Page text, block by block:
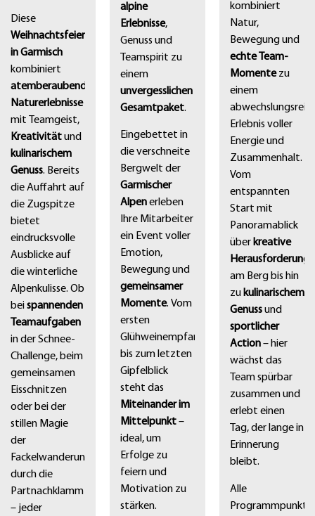
Diese
Weihnachtsfeier
in Garmisch
kombiniert
atemberaubende
Naturerlebnisse
mit Teamgeist,
Kreativitätund
kulinarischem
Genuss. Bereits
die Auffahrt auf
die Zugspitze
bietet
eindrucksvolle
Ausblicke auf
die winterliche
Alpenkulisse. Ob
beispannenden
Teamaufgaben
in der Schnee-
Challenge, beim
gemeinsamen
Eisschnitzen
oder bei der
stillen Magie
der
Fackelwanderung
durch die
Partnachklamm
– jeder
alpine
Erlebnisse,
Genuss und
Teamspirit zu
einem
unvergesslichen
Gesamtpaket.
Eingebettet in
die verschneite
Bergwelt der
Garmischer
Alpenerleben
Ihre Mitarbeiter
ein Event voller
Emotion,
Bewegung und
gemeinsamer
Momente. Vom
ersten
Glühweinempfang
bis zum letzten
Gipfelblick
steht das
Miteinander im
Mittelpunkt–
ideal, um
Erfolge zu
feiern und
Motivation zu
stärken.
kombiniert
Natur,
Bewegung und
echte Team-
Momentezu
einem
Erlebnis voller
Energie und
Zusammenhalt.
Vom
entspannten
Start mit
Panoramablick
überkreative
am Berg bis hin
zukulinarischem
Genussund
sportlicher
Action– hier
wächst das
Team spürbar
zusammen und
erlebt einen
Tag, der lange in
Erinnerung
bleibt.
Alle
Programmpunkte